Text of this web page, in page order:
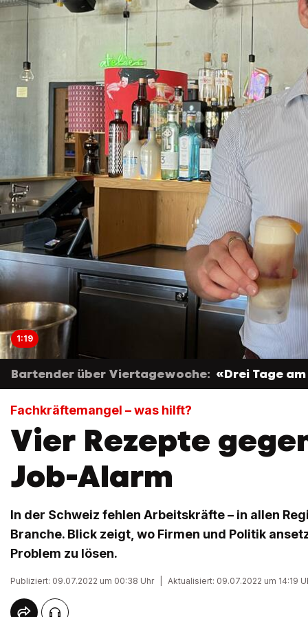
1:19
Bartender über Viertagewoche: «Drei Tage
Fachkräftemangel – was hilft?
Vier Rezepte
Job-Alarm
In der Schweiz fehlen Arbeitskräfte – in allen
Branche. Blick zeigt, wo Firmen und Politik
Problem zu lösen.
Publiziert: 09.07.2022 um 00:38 Uhr Aktualisiert: 09.07.2022 um 14:19